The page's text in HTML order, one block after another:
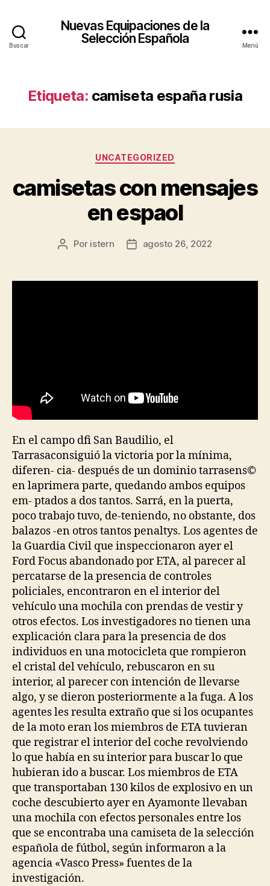
Buscar
Nuevas Equipaciones de la
Selección Española
Menú
Etiqueta: camiseta españa rusia
Categorías
UNCATEGORIZED
camisetas con mensajes
en espaol
Autor
entrada
Por istern
Fecha
entrada
agosto 26, 2022
En el campo dfi San Baudilio, el
Tarrasaconsiguió la victoria por la mínima,
diferen- cia- después de un dominio tarrasens©
en laprimera parte, quedando ambos equipos
em- ptados a dos tantos. Sarrá, en la puerta,
poco trabajo tuvo, de-teniendo, no obstante, dos
balazos -en otros tantos penaltys. Los agentes de
la Guardia Civil que inspeccionaron ayer el
Ford Focus abandonado por ETA, al parecer al
percatarse de la presencia de controles
policiales, encontraron en el interior del
vehículo una mochila con prendas de vestir y
otros efectos. Los investigadores no tienen una
explicación clara para la presencia de dos
individuos en una motocicleta que rompieron
el cristal del vehículo, rebuscaron en su
interior, al parecer con intención de llevarse
algo, y se dieron posteriormente a la fuga. A los
agentes les resulta extraño que si los ocupantes
de la moto eran los miembros de ETA tuvieran
que registrar el interior del coche revolviendo
lo que había en su interior para buscar lo que
hubieran ido a buscar. Los miembros de ETA
que transportaban 130 kilos de explosivo en un
coche descubierto ayer en Ayamonte llevaban
una mochila con efectos personales entre los
que se encontraba una camiseta de la selección
española de fútbol, según informaron a la
agencia «Vasco Press» fuentes de la
investigación.